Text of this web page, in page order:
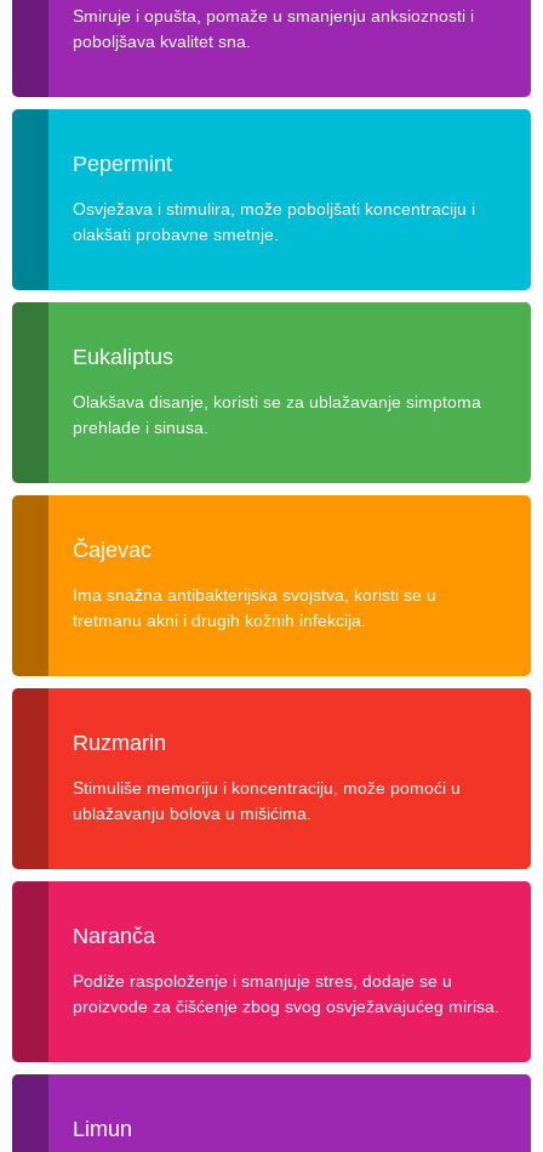
Smiruje i opušta, pomaže u smanjenju anksioznosti i
poboljšava kvalitet sna.
Pepermint
Osvježava i stimulira, može poboljšati koncentraciju i
olakšati probavne smetnje.
Eukaliptus
Olakšava disanje, koristi se za ublažavanje simptoma
prehlade i sinusa.
Čajevac
Ima snažna antibakterijska svojstva, koristi se u
tretmanu akni i drugih kožnih infekcija.
Ruzmarin
Stimuliše memoriju i koncentraciju, može pomoći u
ublažavanju bolova u mišićima.
Naranča
Podiže raspoloženje i smanjuje stres, dodaje se u
proizvode za čišćenje zbog svog osvježavajućeg mirisa.
Limun